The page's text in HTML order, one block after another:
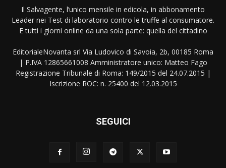
Il Salvagente, l’unico mensile in edicola, in abbonamento
Leader nei Test di laboratorio contro le truffe al consumatore.
E tutti i giorni online da una sola parte: quella del cittadino
EditorialeNovanta srl Via Ludovico di Savoia, 2b, 00185 Roma
| P.IVA 12865661008 Amministratore unico: Matteo Fago
Registrazione Tribunale di Roma: 149/2015 del 24.07.2015 |
Iscrizione ROC: n. 25400 del 12.03.2015
SEGUICI